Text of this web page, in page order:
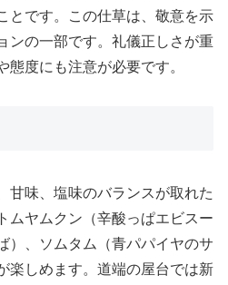
とです。この仕草は、敬意を示
ンの一部です。礼儀正しさが重
度にも注意が必要です。
甘味、塩味のバランスが取れた
ムヤムクン（辛酸っぱエビスー
）、ソムタム（青パパイヤのサ
楽しめます。道端の屋台では新